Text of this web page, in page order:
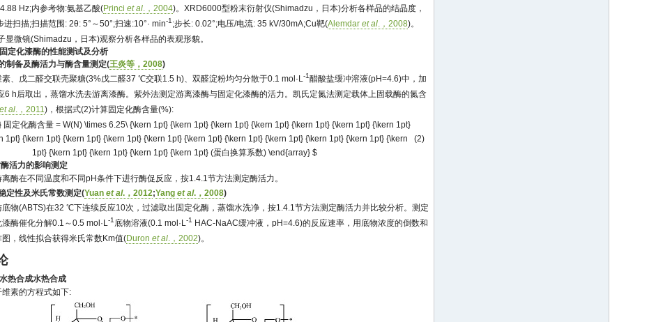
Hz;内参考物:氨基乙酸(Princiet al.，2004)。XRD6000型粉末衍射仪(Shimadzu，日本)分析各样品的结晶度，
进扫描;扫描范围: 2θ: 5°～50°;扫速:10°· min-1 ;步长: 0.02°;电压/电流: 35 kV/30mA;Cu靶(Alemdaret al.，2008)。
显微镜(Shimadzu，日本)观察分析各样品的表观形貌。
定化漆酶的性能测试及分析
制备及酶活力与酶含量测定(王炎等，2008)
素、戊二醛交联壳聚糖(3%戊二醛37 ℃交联1.5 h)、双醛淀粉均匀分散于0.1 mol·L-1醋酸盐缓冲溶液(pH=4.6)中，加
6 h后取出，蒸馏水洗去游离漆酶。紫外法测定游离漆酶与固定化漆酶的活力。凯氏定氮法测定载体上固载酶的氮含
et al.，2011)，根据式(2)计算固定化酶含量(%):
定化酶含量 = W(N) \times 6.25\ {\kern 1pt} {\kern 1pt} {\kern 1pt} {\kern 1pt} {\kern 1pt} {\kern 1pt} {\kern 1pt}
1pt} {\kern 1pt} {\kern 1pt} {\kern 1pt} {\kern 1pt} {\kern 1pt} {\kern 1pt} {\kern 1pt} {\kern 1pt} {\kern 1pt} {\kern
1pt} {\kern 1pt} {\kern 1pt} {\kern 1pt} {\kern 1pt} (蛋白换算系数) \end{array} $
(2)
活力的影响测定
离酶在不同温度和不同pH条件下进行酶促反应，按1.4.1节方法测定酶活力。
定性及米氏常数测定(Yuanet al.，2012;Yanget al.，2008)
底物(ABTS)在32 ℃下连续反应10次，过滤取出固定化酶，蒸馏水洗净，按1.4.1节方法测定酶活力并比较分析。测定
酶催化分解0.1～0.5 mol·L-1 底物溶液(0.1 mol·L-1
HAC-NaAC缓冲液，pH=4.6)的反应速率，用底物浓度的倒数和
，线性拟合获得米氏常数Km值(Duronet al.，2002)。
热合成水热合成
素的方程式如下: